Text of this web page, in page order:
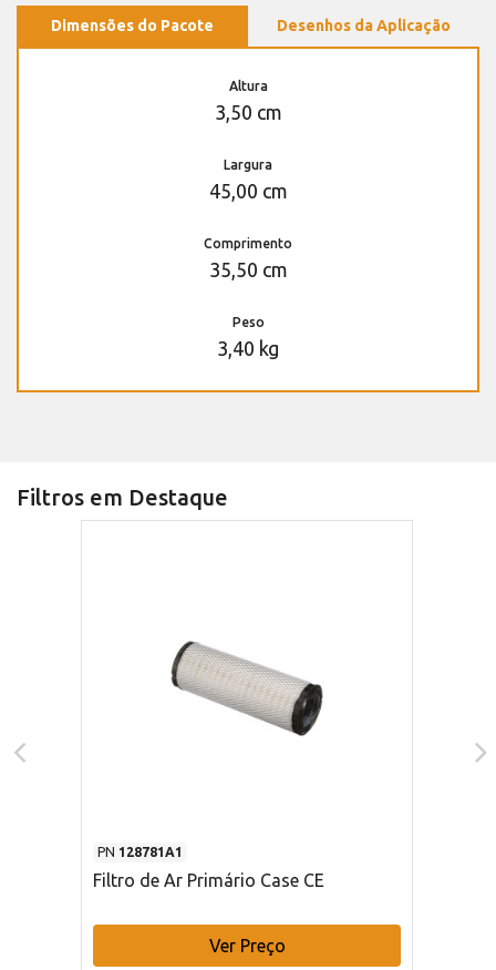
Dimensões do Pacote Desenhos da Aplicação
Altura
3,50 cm
Largura
45,00 cm
Comprimento
35,50 cm
Peso
3,40 kg
Filtros em Destaque
PN 128781A1
Filtro de Ar Primário Case CE
Ver Preço